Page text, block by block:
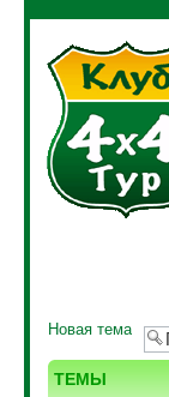
Новая тема
ТЕМЫ